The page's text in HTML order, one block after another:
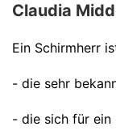
Claudia
Ein Schirmherr
- die sehr
- die sich für ein